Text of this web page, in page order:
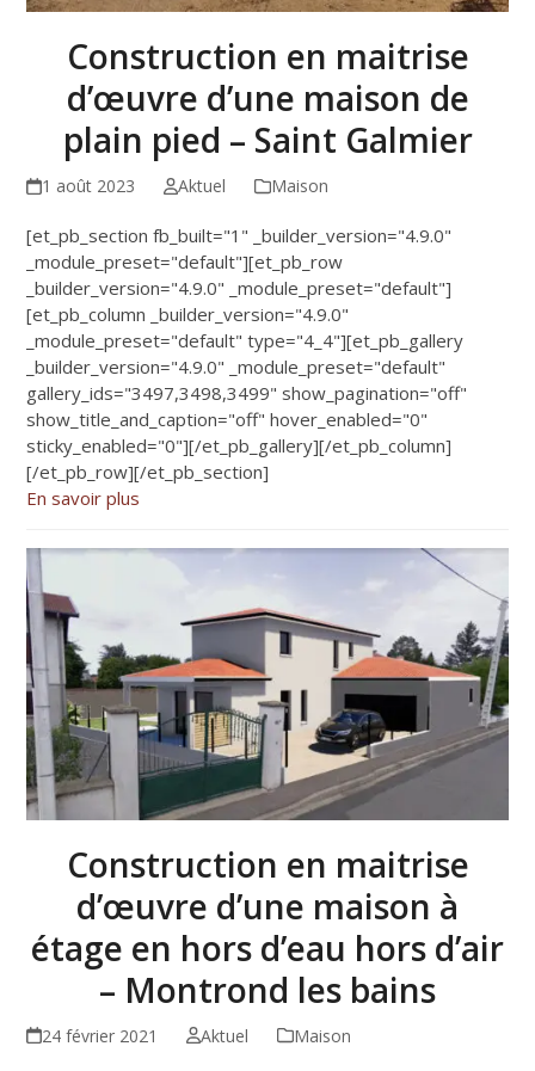
Construction en maitrise
d’œuvre d’une maison de
plain pied – Saint Galmier
1 août 2023 Aktuel Maison
[et_pb_section fb_built="1" _builder_version="4.9.0"
_module_preset="default"][et_pb_row
_builder_version="4.9.0" _module_preset="default"]
[et_pb_column _builder_version="4.9.0"
_module_preset="default" type="4_4"][et_pb_gallery
_builder_version="4.9.0" _module_preset="default"
gallery_ids="3497,3498,3499" show_pagination="off"
show_title_and_caption="off" hover_enabled="0"
sticky_enabled="0"][/et_pb_gallery][/et_pb_column]
[/et_pb_row][/et_pb_section]
En savoir plus
Construction en maitrise
d’œuvre d’une maison à
étage en hors d’eau hors d’air
– Montrond les bains
24 février 2021 Aktuel Maison